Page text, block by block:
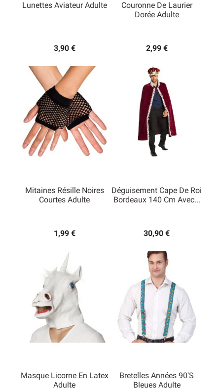
Lunettes Aviateur Adulte
3,90 €
Couronne De Laurier
Dorée Adulte
2,99 €
Mitaines Résille Noires
Courtes Adulte
1,99 €
Déguisement Cape De Roi
Bordeaux 140 Cm Avec...
30,90 €
Masque Licorne En Latex
Adulte
Bretelles Années 90's
Bleues Adulte